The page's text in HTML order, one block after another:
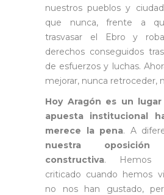
nuestros pueblos y
que nunca, frente a
trasvasar el Ebro y
derechos conseguidos
de esfuerzos y luchas.
mejorar, nunca retroceder,
Hoy Aragón es un
apuesta institucional
merece la pena. A
nuestra
constructiva. Hemos
criticado cuando hemos
no nos han gustado,